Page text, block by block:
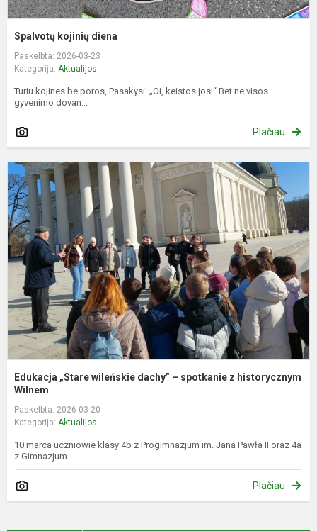
Spalvotų kojinių diena
Paskelbta: 2026-03-23
Kategorija: Aktualijos
Turiu kojines be poros, Pasakysi: „Oi, keistos jos!“ Bet ne visos
gyvenimo dovan...
Plačiau
Edukacja „Stare wileńskie dachy” – spotkanie z historycznym
Wilnem
Paskelbta: 2026-03-20
Kategorija: Aktualijos
10 marca uczniowie klasy 4b z Progimnazjum im. Jana Pawła II oraz 4a
z Gimnazjum...
Plačiau